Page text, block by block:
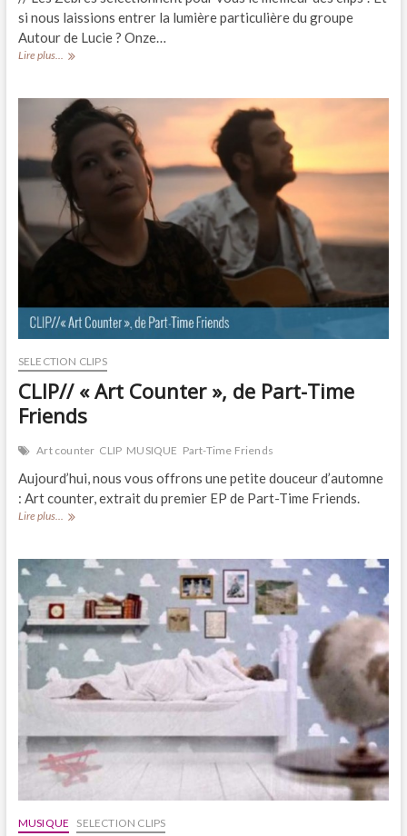
si nous laissions entrer la lumière particulière du groupe
Autour de Lucie ? Onze…
Lire plus... CLIP//
de
SELECTION CLIPS
CLIP// « Art Counter », de Part-Time
Friends
Art counter CLIP MUSIQUE Part-Time Friends
Aujourd’hui, nous vous offrons une petite douceur d’automne
: Art counter, extrait du premier EP de Part-Time Friends.
Lire plus... CLIP//
Part-
Time
Friends
MUSIQUE SELECTION CLIPS